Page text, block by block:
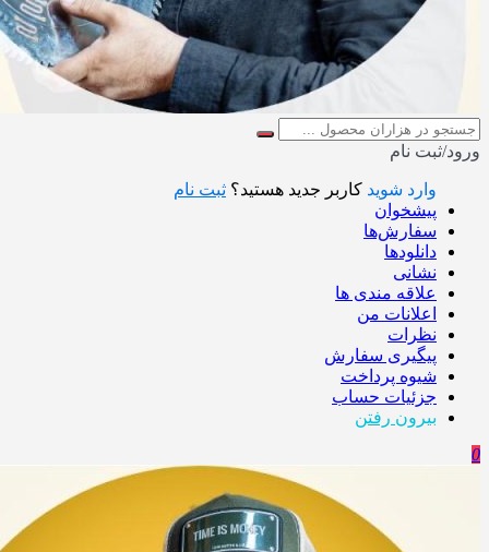
ورود/ثبت نام
وارد شوید کاربر جدید هستید؟ ثبت نام
پیشخوان
سفارش‌ها
دانلودها
نشانی
علاقه مندی ها
اعلانات من
نظرات
پیگیری سفارش
شیوه پرداخت
جزئیات حساب
بیرون رفتن
0